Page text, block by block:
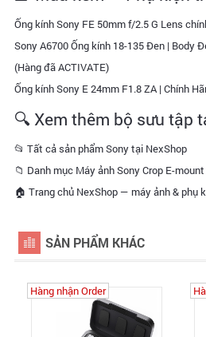
Ống kính Sony FE 50mm f/2.5 G Lens
Sony A6700 Ống kính 18-135 Đen | Body
(Hàng đã ACTIVATE)
Ống kính Sony E 24mm F1.8 ZA | Chính
🔍 Xem thêm bộ sưu tập
📂 Tất cả sản phẩm Sony tại NexShop
📁 Danh mục Máy ảnh Sony Crop E-mount
🏠 Trang chủ NexShop — máy ảnh & phụ
SẢN PHẨM KHÁC
Hàng nhận Order